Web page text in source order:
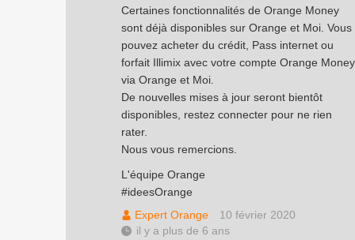
Certaines fonctionnalités de Orange Money
sont déjà disponibles sur Orange et Moi. Vous
pouvez acheter du crédit, Pass internet ou
forfait Illimix avec votre compte Orange Money
via Orange et Moi.
De nouvelles mises à jour seront bientôt
disponibles, restez connecter pour ne rien
rater.
Nous vous remercions.
L'équipe Orange
#ideesOrange
Expert Orange
10 février 2020
il y a plus de 6 ans